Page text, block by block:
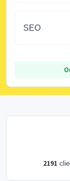
SEO
2191